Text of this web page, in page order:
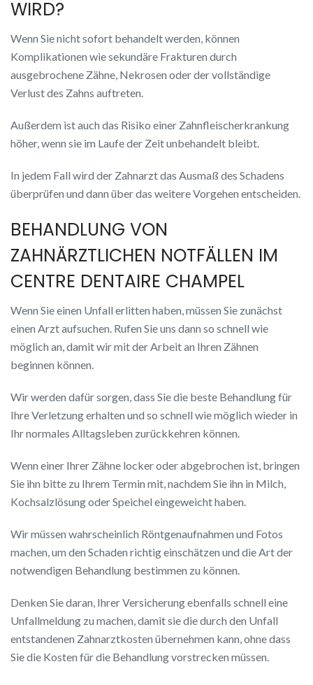
WIRD?
Wenn Sie nicht sofort behandelt werden, können
Komplikationen wie sekundäre Frakturen durch
ausgebrochene Zähne, Nekrosen oder der vollständige
Verlust des Zahns auftreten.
Außerdem ist auch das Risiko einer Zahnfleischerkrankung
höher, wenn sie im Laufe der Zeit unbehandelt bleibt.
In jedem Fall wird der Zahnarzt das Ausmaß des Schadens
überprüfen und dann über das weitere Vorgehen entscheiden.
BEHANDLUNG VON
ZAHNÄRZTLICHEN NOTFÄLLEN IM
CENTRE DENTAIRE CHAMPEL
Wenn Sie einen Unfall erlitten haben, müssen Sie zunächst
einen Arzt aufsuchen. Rufen Sie uns dann so schnell wie
möglich an, damit wir mit der Arbeit an Ihren Zähnen
beginnen können.
Wir werden dafür sorgen, dass Sie die beste Behandlung für
Ihre Verletzung erhalten und so schnell wie möglich wieder in
Ihr normales Alltagsleben zurückkehren können.
Wenn einer Ihrer Zähne locker oder abgebrochen ist, bringen
Sie ihn bitte zu Ihrem Termin mit, nachdem Sie ihn in Milch,
Kochsalzlösung oder Speichel eingeweicht haben.
Wir müssen wahrscheinlich Röntgenaufnahmen und Fotos
machen, um den Schaden richtig einschätzen und die Art der
notwendigen Behandlung bestimmen zu können.
Denken Sie daran, Ihrer Versicherung ebenfalls schnell eine
Unfallmeldung zu machen, damit sie die durch den Unfall
entstandenen Zahnarztkosten übernehmen kann, ohne dass
Sie die Kosten für die Behandlung vorstrecken müssen.